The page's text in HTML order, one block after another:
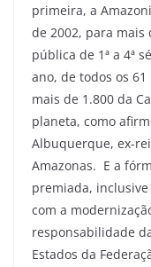
primeira, a
de 2002, para mais
pública de 1ª a 4ª
ano, de todos os
mais de 1.800 da
planeta, como
Albuquerque, ex-
Amazonas. E a
premiada, inclusive
com a
responsabilidade
Estados da